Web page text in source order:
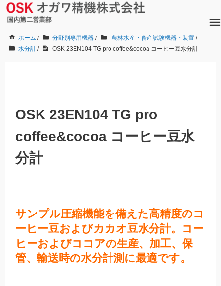
ホーム / 分野別専用機器 / 農林水産・畜産試験機器・装置 /
水分計 / OSK 23EN104 TG pro coffee&cocoa コーヒー豆水分計
OSK 23EN104 TG pro
coffee&cocoa コーヒー豆水
分計
サンプル圧縮機能を備えた高精度のコ
ーヒー豆およびカカオ豆水分計。
コー
ヒーおよびココアの生産、加工、保
管、輸送時の水分計測に最適です。